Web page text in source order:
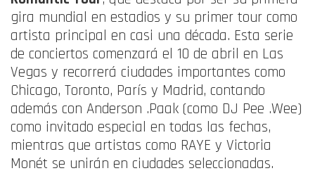
gira mundial en estadios y su primer tour como
artista principal en casi una década. Esta serie
de conciertos comenzará el 10 de abril en Las
Vegas y recorrerá ciudades importantes como
Chicago, Toronto, París y Madrid, contando
además con Anderson .Paak (como DJ Pee .Wee)
como invitado especial en todas las fechas,
mientras que artistas como RAYE y Victoria
Monét se unirán en ciudades seleccionadas.